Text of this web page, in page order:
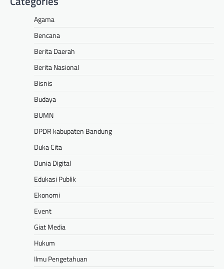
Agama
Bencana
Berita Daerah
Berita Nasional
Bisnis
Budaya
BUMN
DPDR kabupaten Bandung
Duka Cita
Dunia Digital
Edukasi Publik
Ekonomi
Event
Giat Media
Hukum
Ilmu Pengetahuan